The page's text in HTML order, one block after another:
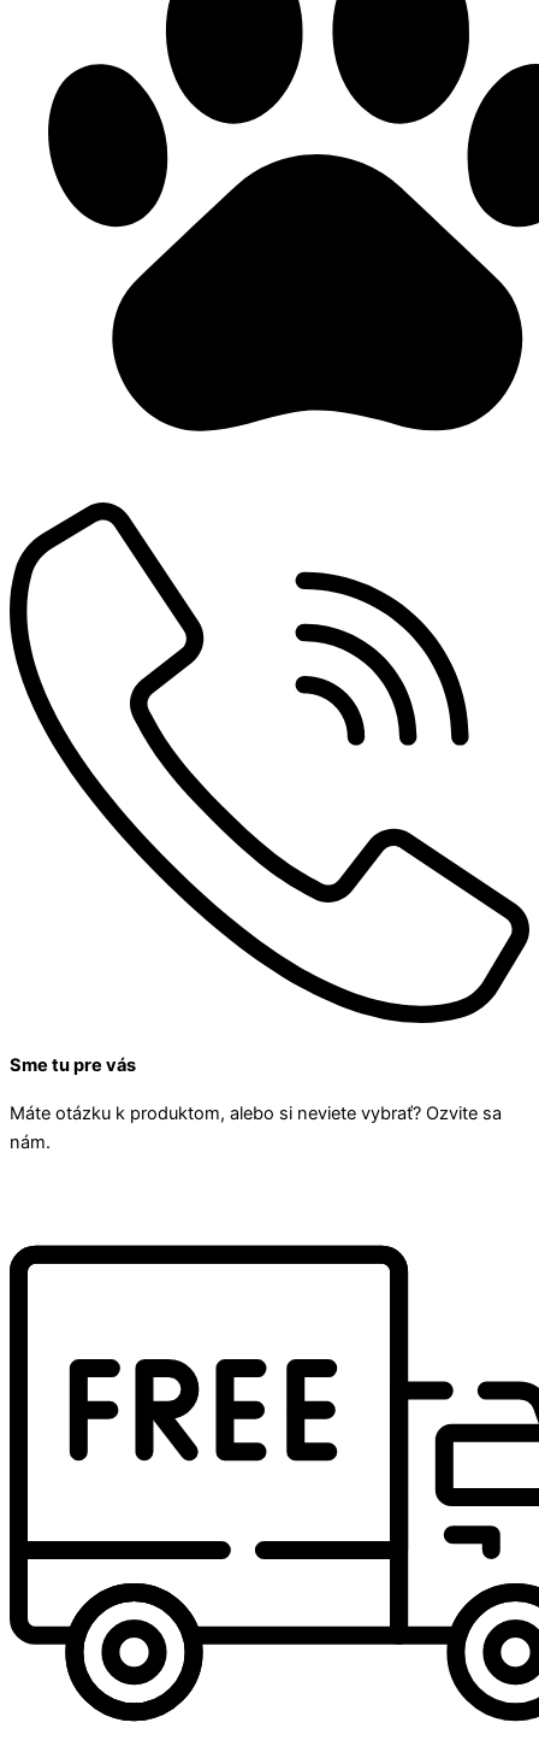
Sme tu pre vás
Máte otázku k produktom, alebo si neviete vybrať? Ozvite sa
nám.